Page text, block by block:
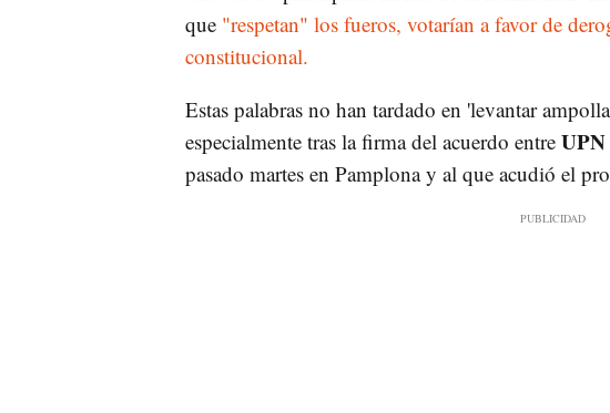
que"respetan" los fueros, votarían a favor de
constitucional.
Estas palabras no han tardado en 'levantar
especialmente tras la firma del acuerdo entre
pasado martes en Pamplona y al que acudió el